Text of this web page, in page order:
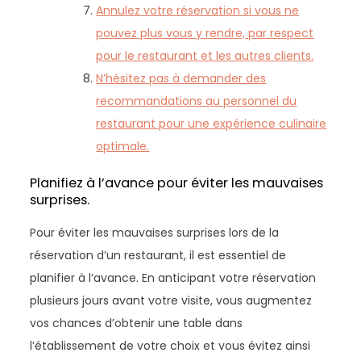
Annulez votre réservation si vous ne
pouvez plus vous y rendre, par respect
pour le restaurant et les autres clients.
N’hésitez pas à demander des
recommandations au personnel du
restaurant pour une expérience culinaire
optimale.
Planifiez à l’avance pour éviter les mauvaises
surprises.
Pour éviter les mauvaises surprises lors de la
réservation d’un restaurant, il est essentiel de
planifier à l’avance. En anticipant votre réservation
plusieurs jours avant votre visite, vous augmentez
vos chances d’obtenir une table dans
l’établissement de votre choix et vous évitez ainsi